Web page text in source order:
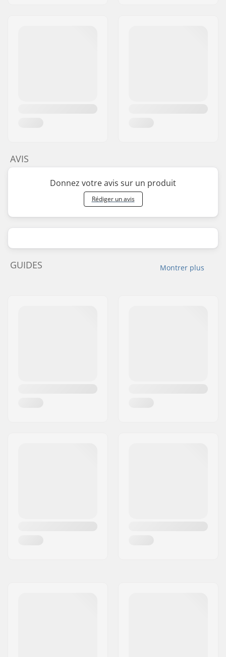
AVIS
Donnez votre avis sur un produit
Rédiger un avis
Montrer plus
GUIDES